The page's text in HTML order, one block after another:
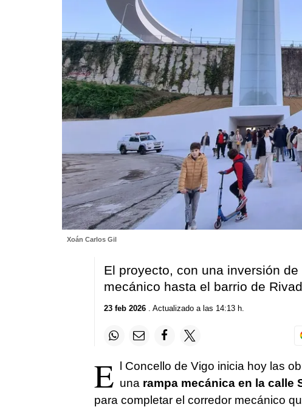
Xoán Carlos Gil
El proyecto, con una inversión
mecánico hasta el barrio de
23 feb 2026. Actualizado a las 14:13 h.
E l Concello de Vigo inicia hoy las
una rampa mecánica en la calle
para completar el corredor mecánico